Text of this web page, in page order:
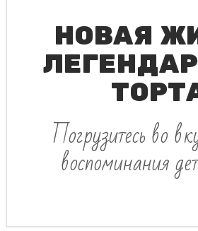
НОВАЯ
Погрузитесь во
воспоминания